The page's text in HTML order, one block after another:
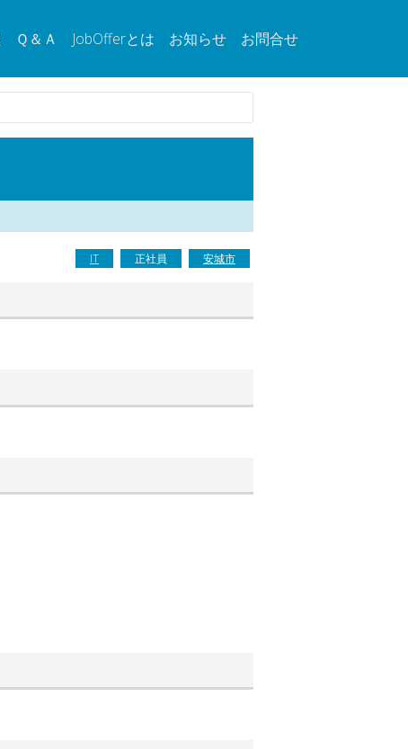
Ｑ＆Ａ JobOfferとは お知らせ お問合せ
IT 正社員 安城市